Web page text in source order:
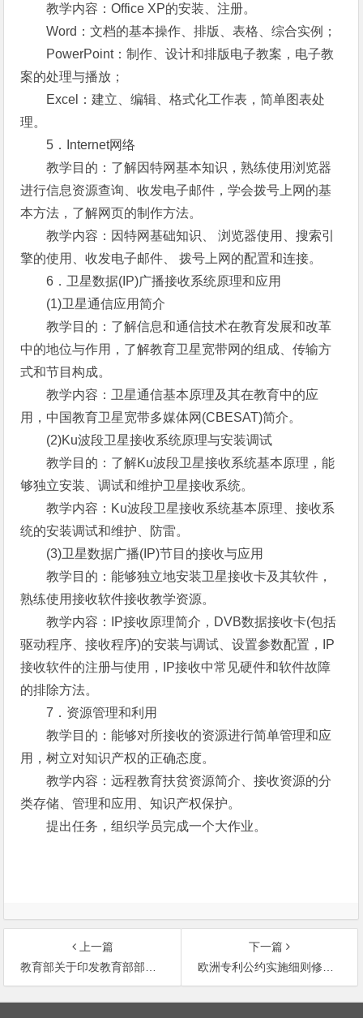
教学内容：Office XP的安装、注册。
Word：文档的基本操作、排版、表格、综合实例；
PowerPoint：制作、设计和排版电子教案，电子教
案的处理与播放；
Excel：建立、编辑、格式化工作表，简单图表处
理。
5．Internet网络
教学目的：了解因特网基本知识，熟练使用浏览器
进行信息资源查询、收发电子邮件，学会拨号上网的基
本方法，了解网页的制作方法。
教学内容：因特网基础知识、 浏览器使用、搜索引
擎的使用、收发电子邮件、 拨号上网的配置和连接。
6．卫星数据(IP)广播接收系统原理和应用
(1)卫星通信应用简介
教学目的：了解信息和通信技术在教育发展和改革
中的地位与作用，了解教育卫星宽带网的组成、传输方
式和节目构成。
教学内容：卫星通信基本原理及其在教育中的应
用，中国教育卫星宽带多媒体网(CBESAT)简介。
(2)Ku波段卫星接收系统原理与安装调试
教学目的：了解Ku波段卫星接收系统基本原理，能
够独立安装、调试和维护卫星接收系统。
教学内容：Ku波段卫星接收系统基本原理、接收系
统的安装调试和维护、防雷。
(3)卫星数据广播(IP)节目的接收与应用
教学目的：能够独立地安装卫星接收卡及其软件，
熟练使用接收软件接收教学资源。
教学内容：IP接收原理简介，DVB数据接收卡(包括
驱动程序、接收程序)的安装与调试、设置参数配置，IP
接收软件的注册与使用，IP接收中常见硬件和软件故障
的排除方法。
7．资源管理和利用
教学目的：能够对所接收的资源进行简单管理和应
用，树立对知识产权的正确态度。
教学内容：远程教育扶贫资源简介、接收资源的分
类存储、管理和应用、知识产权保护。
提出任务，组织学员完成一个大作业。
上一篇
教育部关于印发教育部部长陈至立在2001年度教育工作会议上的讲话和《教育部2001年工作要点》的通知
下一篇
欧洲专利公约实施细则修改的介绍
文